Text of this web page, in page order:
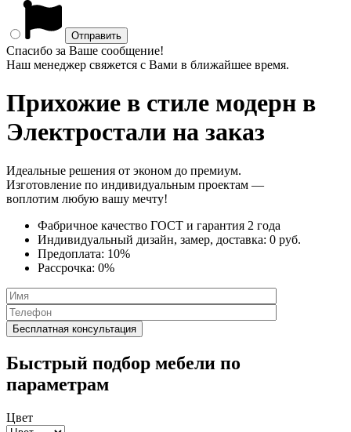
Спасибо за Ваше сообщение!
Наш менеджер свяжется с Вами в ближайшее время.
Прихожие в стиле модерн в
Электростали на заказ
Идеальные решения от эконом до премиум.
Изготовление по индивидуальным проектам —
воплотим любую вашу мечту!
Фабричное качество ГОСТ и гарантия 2 года
Индивидуальный дизайн, замер, доставка: 0 руб.
Предоплата: 10%
Рассрочка: 0%
Быстрый подбор мебели по
параметрам
Цвет